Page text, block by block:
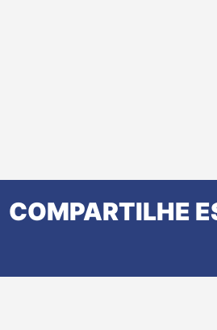
COMPARTILHE